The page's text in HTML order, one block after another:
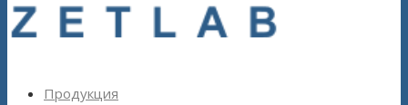
Продукция